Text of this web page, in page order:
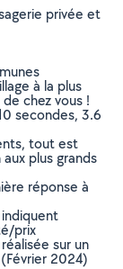
privée et
à la plus
chez vous !
secondes, 3.6
tout est
plus grands
réponse à
prix
sur un
2024)